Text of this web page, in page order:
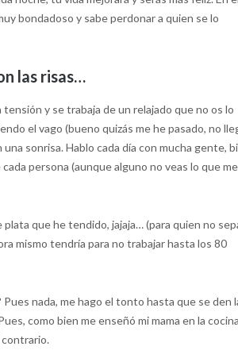
bondadoso y sabe perdonar a quien se lo
las risas…
y se trabaja de un relajado que no os lo
el vago (bueno quizás me he pasado, no
sonrisa. Hablo cada día con mucha gente,
persona (aunque alguno no veas lo que me
que he tendido, jajaja… (para quien no
mismo tendría para no trabajar hasta los 80
nada, me hago el tonto hasta que se den
como bien me enseñó mi mama en la
contrario.